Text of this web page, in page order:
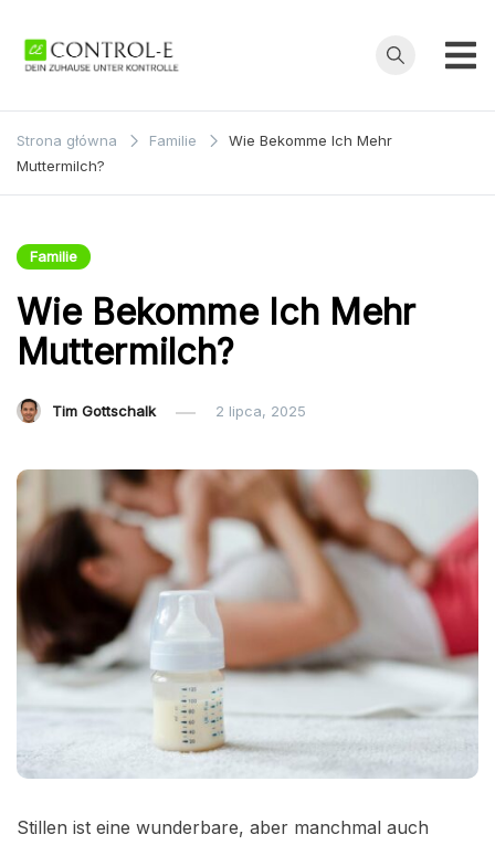
treści
Control-
E
Strona główna Familie
Wie Bekomme Ich Mehr
Muttermilch?
Familie
Wie Bekomme Ich Mehr
Muttermilch?
Tim Gottschalk 2 lipca, 2025
Stillen ist eine wunderbare, aber manchmal auch